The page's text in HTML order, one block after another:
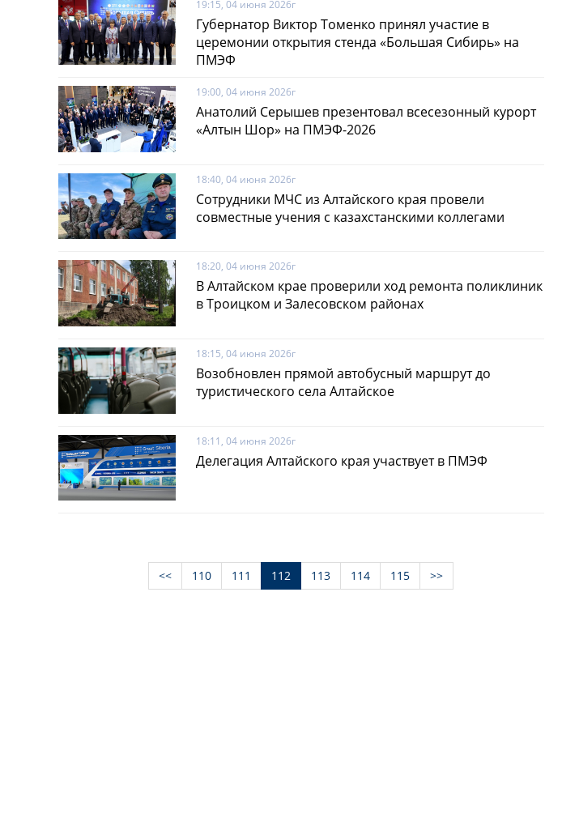
19:15, 04 июня 2026г
Губернатор Виктор Томенко принял участие в
церемонии открытия стенда «Большая Сибирь» на
ПМЭФ
19:00, 04 июня 2026г
Анатолий Серышев презентовал всесезонный курорт
«Алтын Шор» на ПМЭФ-2026
18:40, 04 июня 2026г
Сотрудники МЧС из Алтайского края провели
совместные учения с казахстанскими коллегами
18:20, 04 июня 2026г
В Алтайском крае проверили ход ремонта поликлиник
в Троицком и Залесовском районах
18:15, 04 июня 2026г
Возобновлен прямой автобусный маршрут до
туристического села Алтайское
18:11, 04 июня 2026г
Делегация Алтайского края участвует в ПМЭФ
<< 110 111 112 113 114 115 >>